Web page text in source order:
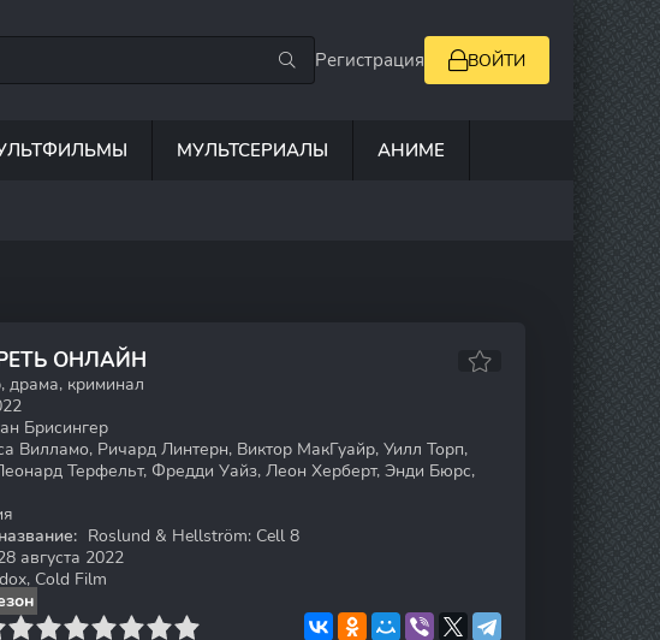
Регистрация ВОЙТИ
МУЛЬТСЕРИАЛЫ АНИМЕ
ОНЛАЙН
драма, криминал
Брисингер
Вилламо, Ричард Линтерн, Виктор МакГуайр, Уилл Торп,
Терфельт, Фредди Уайз, Леон Херберт, Энди Бюрс,
Roslund & Hellström: Cell 8
августа 2022
Cold Film
9 10